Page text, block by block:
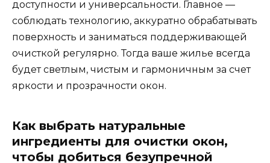
доступности и универсальности. Главное —
соблюдать технологию, аккуратно обрабатывать
поверхность и заниматься поддерживающей
очисткой регулярно. Тогда ваше жилье всегда
будет светлым, чистым и гармоничным за счет
яркости и прозрачности окон.
Как выбрать натуральные
ингредиенты для очистки окон,
чтобы добиться безупречной